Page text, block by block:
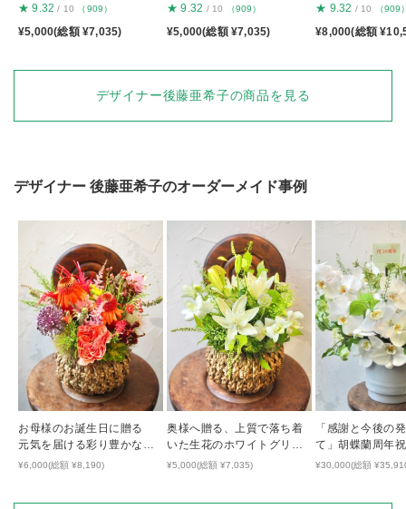
S
★ 9.32 / 10 （909）
¥5,000(総額 ¥7,035)
S
★ 9.32 / 10 （909）
¥5,000(総額 ¥7,035)
★ 9.32 / 10 （909
¥8,000(総額
デザイナー後藤亜希子の商品を見る
デザイナー 後藤亜希子のオーダーメイド事例
お母様のお誕生日に贈る
元気を届ける彩り豊かな生
花アレンジ
¥6,000(総額 ¥8,190)
奥様へ贈る、上質で落ち着
いた生花のホワイトグリー
ンアレンジ
¥5,000(総額 ¥7,035)
「感謝と今後の
て」胡蝶蘭周年
¥30,000(総額